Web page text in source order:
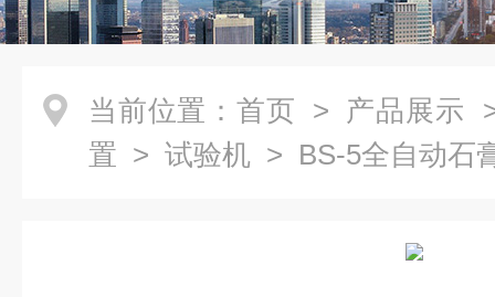
当前位置： 首页 > 产品展示
置 > 试验机 > BS-5全自动石